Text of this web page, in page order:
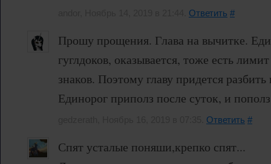
Ответить #
Прошу прощения. Глава на вычитке.
гуглдоков, оказывается, тоже есть
знаков. Поэтому главу придется
Единорог приполз после суток, и
Ответить #
Спят усталые поняши,крепко спят...